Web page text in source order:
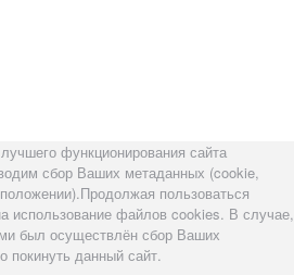
функционирования сайта
сбор Ваших метаданных (cookie,
пользоваться
использование файлов cookies. В случае,
был осуществлён сбор Ваших
данный сайт.